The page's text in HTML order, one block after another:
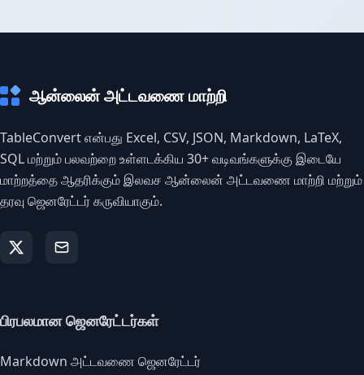
ஆன்லைன் அட்டவணை மாற்றி
TableConvert என்பது Excel, CSV, JSON, Markdown, LaTeX,
SQL மற்றும் பலவற்றை உள்ளடக்கிய 30+ வடிவங்களுக்கு இடையே
மாற்றத்தை ஆதரிக்கும் இலவச ஆன்லைன் அட்டவணை மாற்றி மற்றும்
தரவு ஜெனரேட்டர் கருவியாகும்.
பிரபலமான ஜெனரேட்டர்கள்
Markdown அட்டவணை ஜெனரேட்டர்